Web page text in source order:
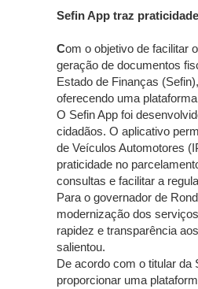
Sefin App traz
Com o objetivo de facilitar
geração de documentos
Estado de Finanças
oferecendo uma
O Sefin App foi
cidadãos. O aplicativo
de Veículos Automotores
praticidade no
consultas e facilitar a
Para o governador de
modernização dos
rapidez e transparência
salientou.
De acordo com o titular da
proporcionar uma